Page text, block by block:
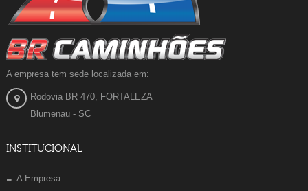
A empresa tem sede localizada em:
Rodovia BR 470, FORTALEZA
Blumenau - SC
INSTITUCIONAL
A Empresa